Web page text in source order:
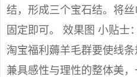
结，形成三个宝石结。将
固定即可。 效果图 小贴士
淘宝福利薅羊毛群要使线条
兼具感性与理性的整体美